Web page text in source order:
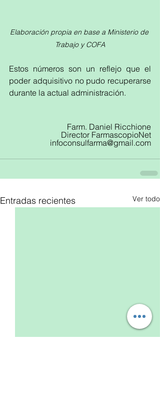
Elaboración propia en base a Ministerio de
Trabajo y COFA
Estos números son un reflejo que el
poder adquisitivo no pudo recuperarse
durante la actual administración.
Farm. Daniel Ricchione
Director FarmascopioNet
infoconsulfarma@gmail.com
Entradas recientes Ver todo